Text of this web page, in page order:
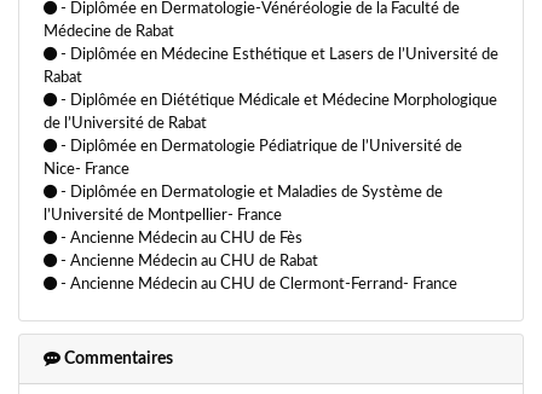
Laser xanthélasma Lasers Cutanés Lasers Épilatoires
Lipocavitation Lumino thérapie Lèvre russe Microneedling
Médecine esthétique Médecine morphologique Mésothérapie
Nettoyage de peau Nettoyage dermatologique
Paupières tombantes
Plasma riche en plaquette Radiofréquence
Rajeunissement du visage Resserrement vaginal au laser
Soin hydrafacial Soins du visage Toxine botulique
Traitement au laser - mycose des ongles
Traitement cicatrices d'acné
- Diplômée en Dermatologie-Vénéréologie de la Faculté de
Médecine de Rabat
- Diplômée en Médecine Esthétique et Lasers de l’Université de
Rabat
- Diplômée en Diététique Médicale et Médecine Morphologique
de l’Université de Rabat
- Diplômée en Dermatologie Pédiatrique de l’Université de
Nice- France
- Diplômée en Dermatologie et Maladies de Système de
l’Université de Montpellier- France
- Ancienne Médecin au CHU de Fès
- Ancienne Médecin au CHU de Rabat
- Ancienne Médecin au CHU de Clermont-Ferrand- France
Commentaires